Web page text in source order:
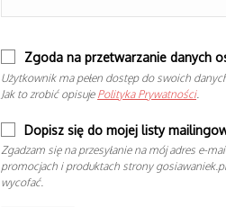
Zgoda na przetwarzanie danych
Użytkownik ma pełen dostęp do swoich
Jak to zrobić opisuje Polityka Prywatności.
Dopisz się do mojej listy
Zgadzam się na przesyłanie na mój adres e-
promocjach i produktach strony
wycofać.